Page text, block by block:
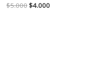
$5.000El
$4.000El